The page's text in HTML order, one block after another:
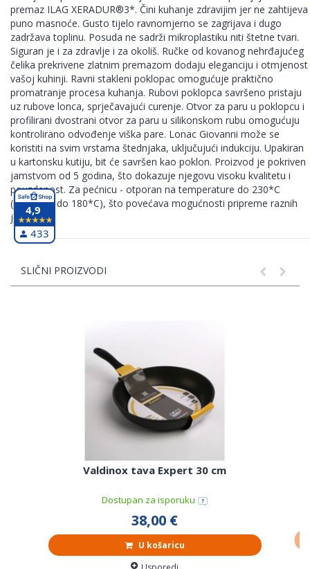
premaz ILAG XERADUR®3*. Čini kuhanje zdravijim jer ne zahtijeva
puno masnoće. Gusto tijelo ravnomjerno se zagrijava i dugo
zadržava toplinu. Posuda ne sadrži mikroplastiku niti štetne tvari.
Siguran je i za zdravlje i za okoliš. Ručke od kovanog nehrđajućeg
čelika prekrivene zlatnim premazom dodaju eleganciju i otmjenost
vašoj kuhinji. Ravni stakleni poklopac omogućuje praktično
promatranje procesa kuhanja. Rubovi poklopca savršeno pristaju
uz rubove lonca, sprječavajući curenje. Otvor za paru u poklopcu i
profilirani dvostrani otvor za paru u silikonskom rubu omogućuju
kontrolirano odvođenje viška pare. Lonac Giovanni može se
koristiti na svim vrstama štednjaka, uključujući indukciju. Upakiran
u kartonsku kutiju, bit će savršen kao poklon. Proizvod je pokriven
jamstvom od 5 godina, što dokazuje njegovu visoku kvalitetu i
pouzdanost. Za pećnicu - otporan na temperature do 230*C
(poklopac do 180*C), što povećava mogućnosti pripreme raznih
jela.
SLIČNI PROIZVODI
Valdinox tava Expert 30 cm
Dostupan za isporuku
38,00 €
U košaricu
4,9
433